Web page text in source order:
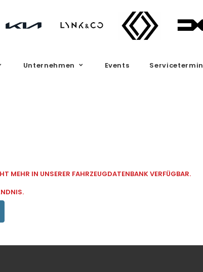
Unternehmen Events Servicetermin
MEHR IN UNSERER FAHRZEUGDATENBANK VERFÜGBAR.